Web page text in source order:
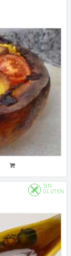
SIN
GLUTEN